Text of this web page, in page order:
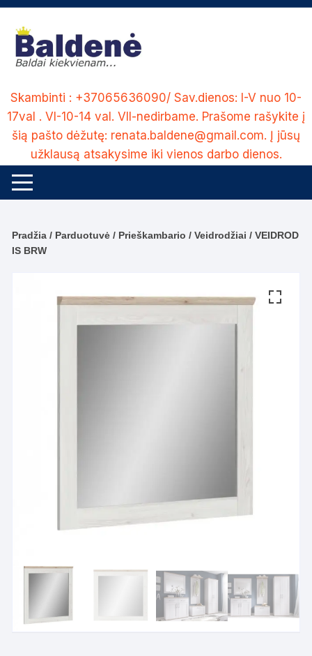
Skip
content
Skambinti : +37065636090/ Sav.dienos: I-V nuo 10-
17val . VI-10-14 val. VII-nedirbame. Prašome rašykite į
šią pašto dėžutę: renata.baldene@gmail.com. Į jūsų
užklausą atsakysime iki vienos darbo dienos.
Pradžia / Parduotuvė / Prieškambario /Veidrodžiai / VEIDROD
IS BRW